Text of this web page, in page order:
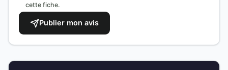
cette fiche.
Publier mon avis